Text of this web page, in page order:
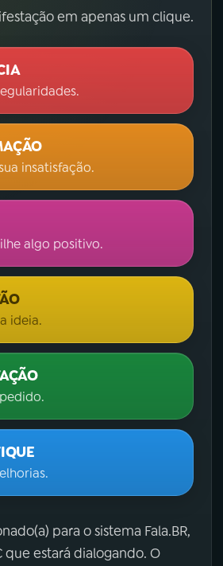
em apenas um clique.
insatisfação.
algo positivo.
ideia.
para o sistema Fala.BR,
que estará dialogando. O